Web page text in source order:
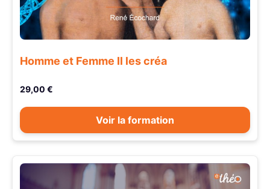
Homme et Femme Il les créa
29,00 €
Voir la formation